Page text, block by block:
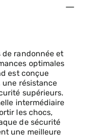
de randonnée et
optimales
est conçue
une résistance
supérieurs.
intermédiaire
les chocs,
de sécurité
une meilleure